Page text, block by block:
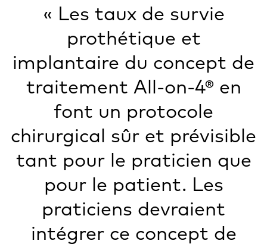
« Les taux de survie
prothétique et
implantaire du concept de
traitement All-on-4® en
font un protocole
chirurgical sûr et prévisible
tant pour le praticien que
pour le patient. Les
praticiens devraient
intégrer ce concept de